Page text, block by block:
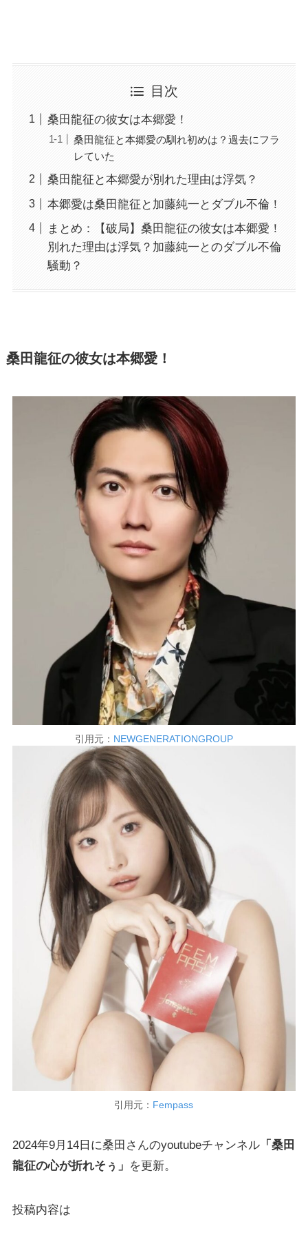
目次
桑田龍征の彼女は本郷愛！
桑田龍征と本郷愛の馴れ初めは？過去にフラ
レていた
桑田龍征と本郷愛が別れた理由は浮気？
本郷愛は桑田龍征と加藤純一とダブル不倫！
まとめ：【破局】桑田龍征の彼女は本郷愛！
別れた理由は浮気？加藤純一とのダブル不倫
騒動？
桑田龍征の彼女は本郷愛！
引用元： NEWGENERATIONGROUP
引用元： Fempass
2024年9月14日に桑田さんのyoutubeチャンネル「桑田
龍征の心が折れそぅ」 を更新。
投稿内容は